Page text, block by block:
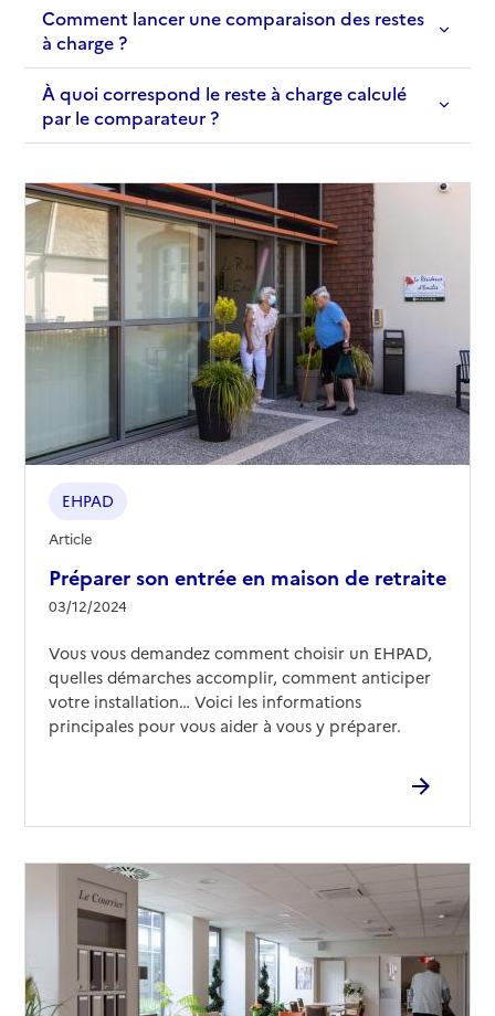
Comment lancer une comparaison des restes
à charge ?
À quoi correspond le reste à charge calculé
par le comparateur ?
Préparer son entrée en maison de retraite
03/12/2024
EHPAD
Article
Vous vous demandez comment choisir un EHPAD,
quelles démarches accomplir, comment anticiper
votre installation… Voici les informations
principales pour vous aider à vous y préparer.